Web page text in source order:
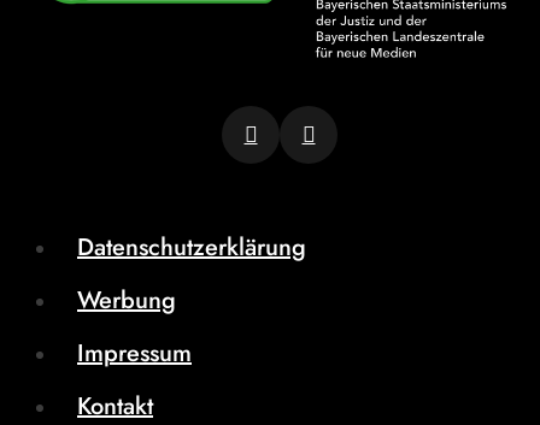
Datenschutzerklärung
Werbung
Impressum
Kontakt